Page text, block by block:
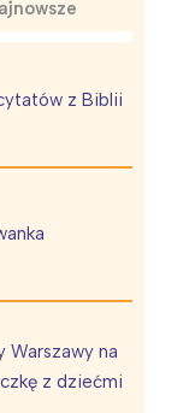
z Biblii
Warszawy na
z dziećmi